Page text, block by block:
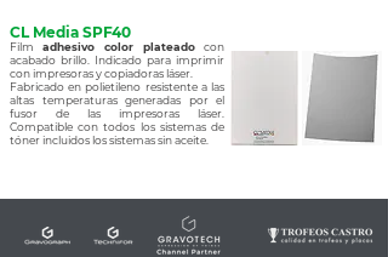
CL Media SPF40
Film adhesivo color plateado con
acabado brillo. Indicado para imprimir
con impresoras y copiadoras láser.
Fabricado en polietileno resistente a las
altas temperaturas generadas por el
fusor de las impresoras láser.
Compatible con todos los sistemas de
tóner incluidos los sistemas sin aceite.